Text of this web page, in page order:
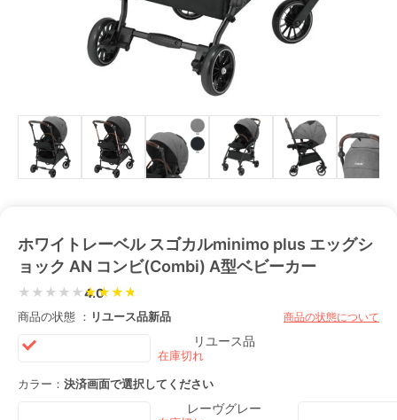
ホワイトレーベル スゴカルminimo plus エッグシ
ョック AN コンビ(Combi) A型ベビーカー
★★★★★4.0
商品の状態 ： リユース品新品 商品の状態について
リユース品
カラー： 決済画面で選択してください
レーヴグレー